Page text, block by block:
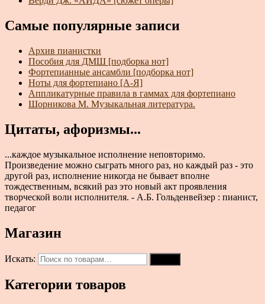
Самые популярные записи
Архив пианистки
Пособия для ДМШ [подборка нот]
Фортепианные ансамбли [подборка нот]
Ноты для фортепиано [А-Я]
Аппликатурные правила в гаммах для фортепиано
Шорникова М. Музыкальная литература.
Цитаты, афоризмы...
...каждое музыкальное исполнение неповторимо.
Произведение можно сыграть много раз, но каждый раз - это
другой раз, исполнение никогда не бывает вполне
тождественным, всякий раз это новый акт проявления
творческой воли исполнителя. - А.Б. Гольденвейзер : пианист,
педагог
Магазин
Искать:
Категории товаров